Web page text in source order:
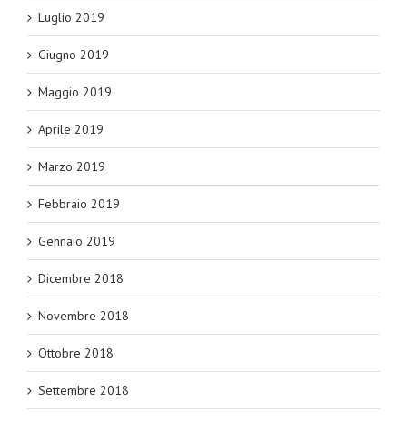
Luglio 2019
Giugno 2019
Maggio 2019
Aprile 2019
Marzo 2019
Febbraio 2019
Gennaio 2019
Dicembre 2018
Novembre 2018
Ottobre 2018
Settembre 2018